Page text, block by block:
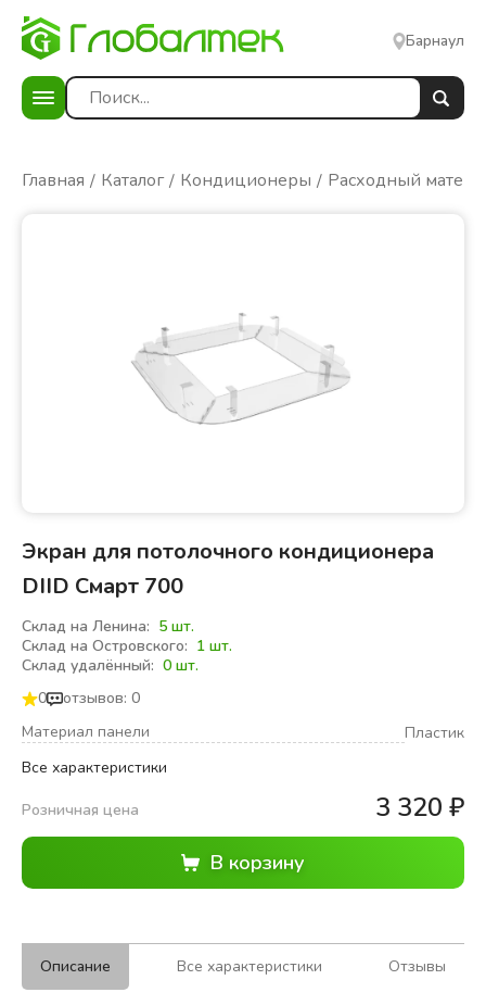
Барнаул
Главная Каталог Кондиционеры Расходный
Экран для потолочного кондиционера
DIID Смарт 700
Склад на Ленина: 5 шт.
Склад на Островского: 1 шт.
Склад удалённый: 0 шт.
0
отзывов: 0
Материал панели
Пластик
Все характеристики
Розничная цена 3 320 ₽
Описание Все характеристики Отзывы